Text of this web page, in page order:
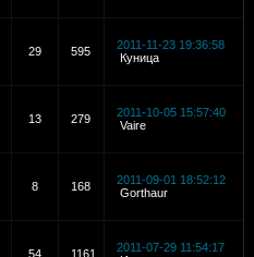
29
595
2011-11-23 19:36:58
Куница
13 279
2011-10-05 15:57:40
Vaire
8 168
2011-09-01 18:52:12
Gorthaur
54
1161
2011-07-29 11:54:17